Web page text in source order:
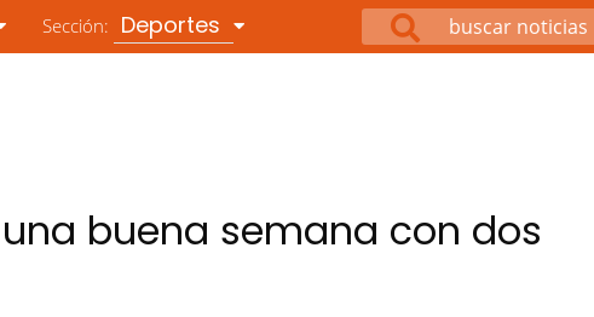
Sección: Deportes
buena semana con dos